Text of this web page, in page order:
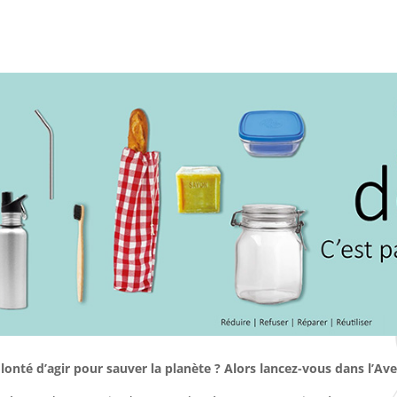
d’agir pour sauver la planète ? Alors lancez-vous dans